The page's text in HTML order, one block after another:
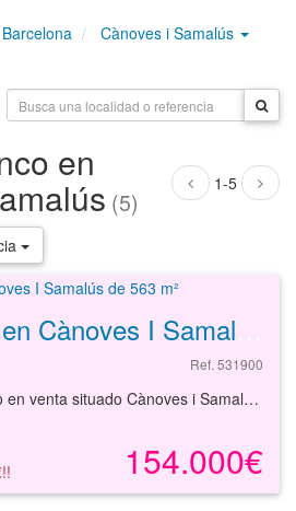
Barcelona Cànoves i Samalús
1-5
en
(5)
Ref. 531900
Suelo urbano consolidado en venta situado Cànoves i Samalús, Barcelona. Se trata de 4 fincas registrales dadas de alta en registro como en construcción, sin embargo no llegaron a realizarse las obras, además las 4 fincas se encuentran dentro de un complejo inmobiliario de la cual tienen un coeficiente del 10 % cada una, un total del 40 % del complejo. Cuentan con una superficie total de 991 m², con una edificabilidad máxima permitida desde los 248 m²t. Presentan una nivelación plana y pendiente suave. Se ubican en una zona tranquila, con vistas y a 4 kilómetros de la Garriga. Además, existen unas obras en el interior de las parcelas declaradas en construcción. Con nuestros servicios podrá conocer las posibilidades reales de este suelo y valorar sus posibilidades de inversión. Empiece ahora mismo pidiendo más información. Un responsable cercano a usted le atenderá personalmente.
154.000€